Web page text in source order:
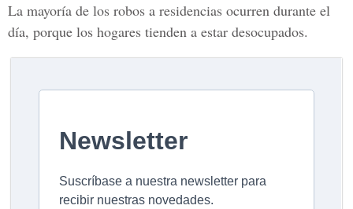
La mayoría de los robos a residencias ocurren durante el
día, porque los hogares tienden a estar desocupados.